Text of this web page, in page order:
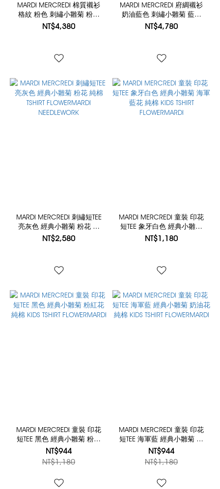
MARDI MERCREDI 棉質襯衫
格紋 粉色 刺繡小雛菊 粉花
COTTON SHIRT CHECK
NT$4,380
MARDI MERCREDI 府綢襯衫
奶油藍色 刺繡小雛菊 藍花
COTTON OVERSIZED POPLIN
SHIRT
NT$4,780
MARDI MERCREDI 刺繡短TEE
亮灰色 經典小雛菊 粉花 純
棉 TSHIRT FLOWERMARDI
NT$2,580
MARDI MERCREDI 童裝 印花
短TEE 象牙白色 經典小雛菊
海軍藍花 純棉 KIDS TSHIRT
NT$1,180
MARDI MERCREDI 童裝 印花
短TEE 黑色 經典小雛菊 粉紅
花 純棉 KIDS TSHIRT
FLOWERMARDI
NT$944
NT$1,180
MARDI MERCREDI 童裝 印花
短TEE 海軍藍 經典小雛菊 奶
油花 純棉 KIDS TSHIRT
FLOWERMARDI
NT$944
NT$1,180